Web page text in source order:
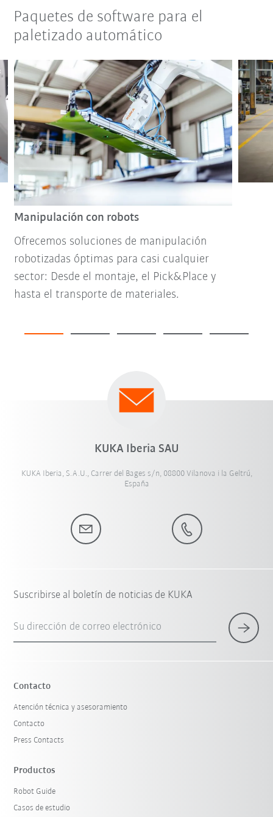
Paquetes de software para el
paletizado automático
Manipulación con robots
Ofrecemos soluciones de manipulación
robotizadas óptimas para casi cualquier
sector: Desde el montaje, el Pick&Place y
hasta el transporte de materiales.
KUKA Iberia SAU
KUKA Iberia, S.A.U., Carrer del Bages s/n, 08800 Vilanova i la Geltrú,
España
Suscribirse al boletín de noticias de KUKA
Su dirección de correo electrónico
Contacto
Atención técnica y asesoramiento
Contacto
Press Contacts
Productos
Robot Guide
Casos de estudio